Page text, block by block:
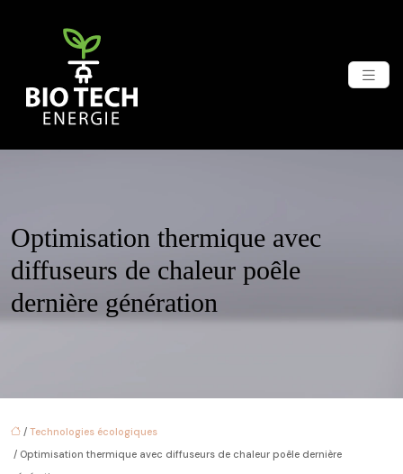
Optimisation thermique avec
diffuseurs de chaleur poêle
dernière génération
/ Technologies écologiques
/ Optimisation thermique avec diffuseurs de chaleur poêle dernière